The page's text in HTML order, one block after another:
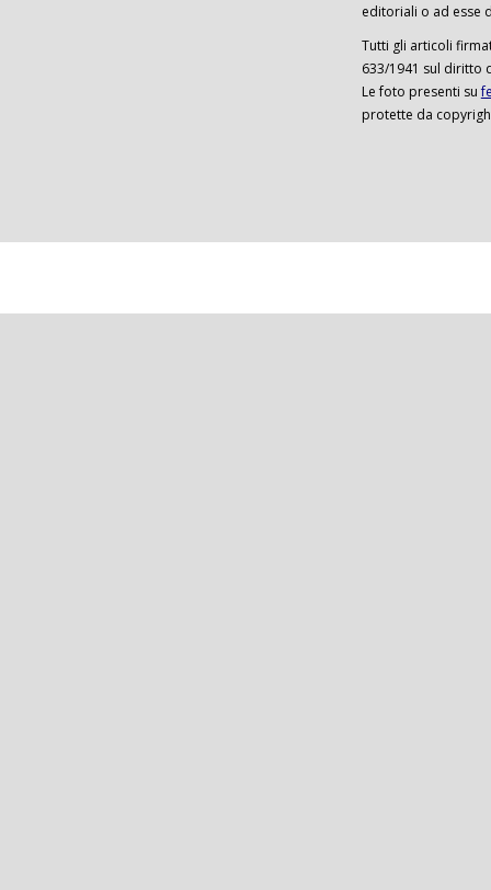
editoriali o ad esse
Tutti gli articoli
633/1941 sul diritto
Le foto presenti su
protette da